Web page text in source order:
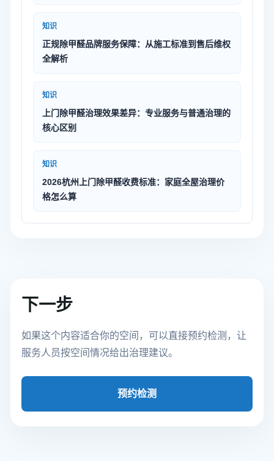
知识
正规除甲醛品牌服务保障：从施工标准到售后维权
全解析
知识
上门除甲醛治理效果差异：专业服务与普通治理的
核心区别
知识
2026杭州上门除甲醛收费标准：家庭全屋治理价
格怎么算
下一步
如果这个内容适合你的空间，可以直接预约检测，让
服务人员按空间情况给出治理建议。
预约检测